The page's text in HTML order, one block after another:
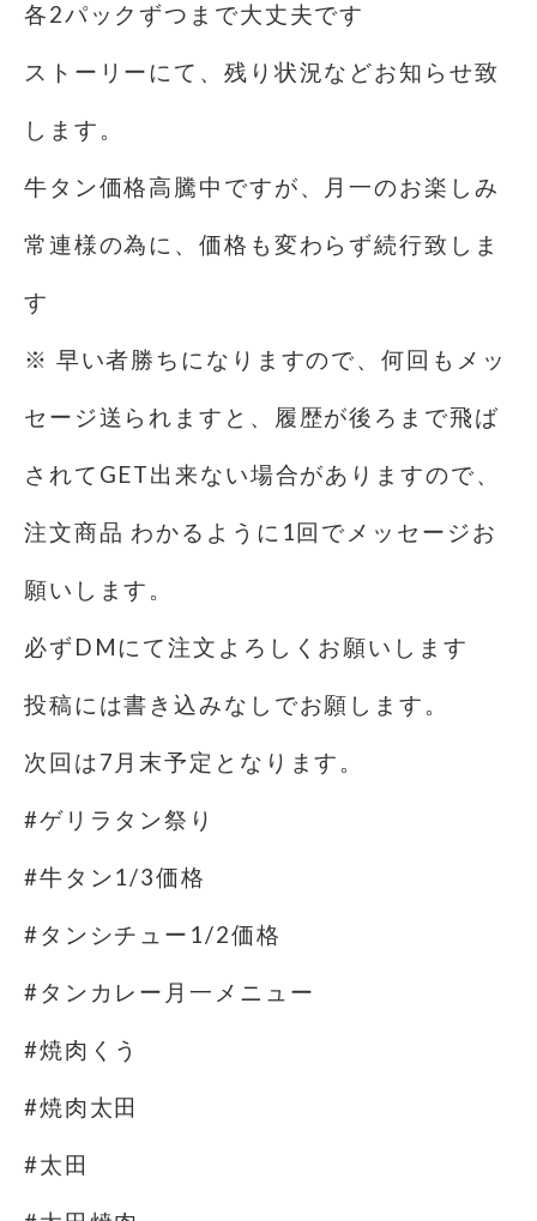
各2パックずつまで大丈夫です
ストーリーにて、残り状況などお知らせ致
します。
牛タン価格高騰中ですが、月一のお楽しみ
常連様の為に、価格も変わらず続行致しま
す️
※ 早い者勝ちになりますので、何回もメッ
セージ送られますと、履歴が後ろまで飛ば
されてGET出来ない場合がありますので、
注文商品 わかるように1回でメッセージお
願いします。
必ずDMにて注文よろしくお願いします
投稿には書き込みなしでお願します。
次回は7月末予定となります。
#ゲリラタン祭り
#牛タン1/3価格
#タンシチュー1/2価格
#タンカレー月一メニュー
#焼肉くう
#焼肉太田
#太田